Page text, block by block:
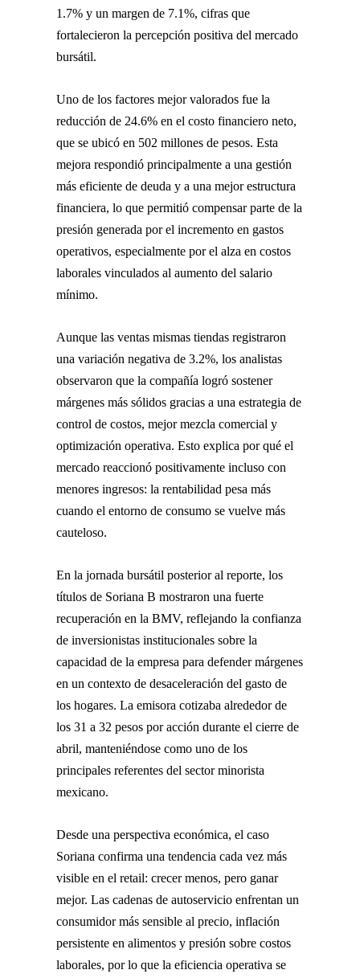
1.7% y un margen de 7.1%, cifras que
fortalecieron la percepción positiva del mercado
bursátil.
Uno de los factores mejor valorados fue la
reducción de 24.6% en el costo financiero neto,
que se ubicó en 502 millones de pesos. Esta
mejora respondió principalmente a una gestión
más eficiente de deuda y a una mejor estructura
financiera, lo que permitió compensar parte de la
presión generada por el incremento en gastos
operativos, especialmente por el alza en costos
laborales vinculados al aumento del salario
mínimo.
Aunque las ventas mismas tiendas registraron
una variación negativa de 3.2%, los analistas
observaron que la compañía logró sostener
márgenes más sólidos gracias a una estrategia de
control de costos, mejor mezcla comercial y
optimización operativa. Esto explica por qué el
mercado reaccionó positivamente incluso con
menores ingresos: la rentabilidad pesa más
cuando el entorno de consumo se vuelve más
cauteloso.
En la jornada bursátil posterior al reporte, los
títulos de Soriana B mostraron una fuerte
recuperación en la BMV, reflejando la confianza
de inversionistas institucionales sobre la
capacidad de la empresa para defender márgenes
en un contexto de desaceleración del gasto de
los hogares. La emisora cotizaba alrededor de
los 31 a 32 pesos por acción durante el cierre de
abril, manteniéndose como uno de los
principales referentes del sector minorista
mexicano.
Desde una perspectiva económica, el caso
Soriana confirma una tendencia cada vez más
visible en el retail: crecer menos, pero ganar
mejor. Las cadenas de autoservicio enfrentan un
consumidor más sensible al precio, inflación
persistente en alimentos y presión sobre costos
laborales, por lo que la eficiencia operativa se